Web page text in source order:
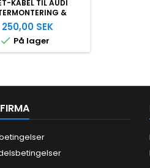
KABEL TIL AUDI
&
RETROLAB PRO
250,00 SEK
 På lager